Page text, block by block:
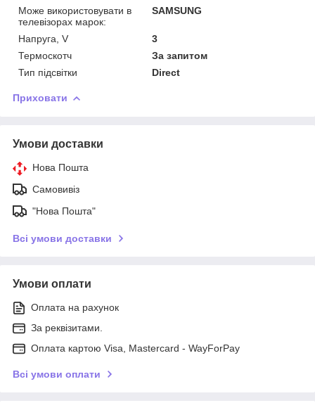
Може використовувати в
телевізорах марок:
SAMSUNG
Напруга, V
3
Термоскотч
За запитом
Тип підсвітки
Direct
Приховати
Умови доставки
Нова Пошта
Самовивіз
"Нова Пошта"
Всі умови доставки
Умови оплати
Оплата на рахунок
За реквізитами.
Оплата картою Visa, Mastercard - WayForPay
Всі умови оплати